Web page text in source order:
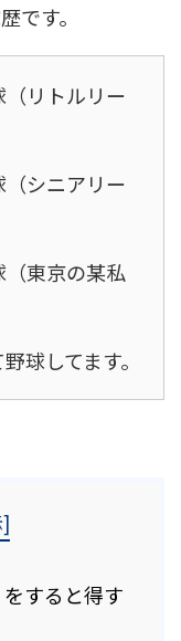
です。
リトルリー
シニアリー
東京の某私
球してます。
]
すると得す